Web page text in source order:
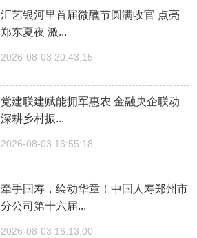
汇艺银河里首届微醺节圆满收官 点亮
郑东夏夜 激...
2026-08-03 20:43:15
党建联建赋能拥军惠农 金融央企联动
深耕乡村振...
2026-08-03 16:55:18
牵手国寿，绘动华章！中国人寿郑州市
分公司第十六届...
2026-08-03 16:13:00